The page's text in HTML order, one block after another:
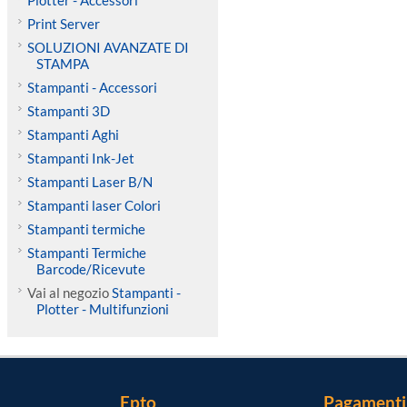
Print Server
SOLUZIONI AVANZATE DI
STAMPA
Stampanti - Accessori
Stampanti 3D
Stampanti Aghi
Stampanti Ink-Jet
Stampanti Laser B/N
Stampanti laser Colori
Stampanti termiche
Stampanti Termiche
Barcode/Ricevute
Vai al negozioStampanti -
Plotter - Multifunzioni
Epto